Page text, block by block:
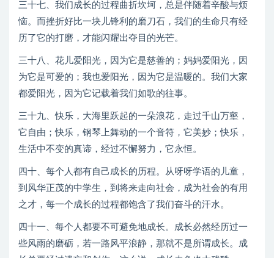
三十七、我们成长的过程曲折坎坷，总是伴随着辛酸与烦
恼。而挫折好比一块儿锋利的磨刀石，我们的生命只有经
历了它的打磨，才能闪耀出夺目的光芒。
三十八、花儿爱阳光，因为它是慈善的；妈妈爱阳光，因
为它是可爱的；我也爱阳光，因为它是温暖的。我们大家
都爱阳光，因为它记载着我们如歌的往事。
三十九、快乐，大海里跃起的一朵浪花，走过千山万壑，
它自由；快乐，钢琴上舞动的一个音符，它美妙；快乐，
生活中不变的真谛，经过不懈努力，它永恒。
四十、每个人都有自己成长的历程。从呀呀学语的儿童，
到风华正茂的中学生，到将来走向社会，成为社会的有用
之才，每一个成长的过程都饱含了我们奋斗的汗水。
四十一、每个人都要不可避免地成长。成长必然经历过一
些风雨的磨砺，若一路风平浪静，那就不是所谓成长。成